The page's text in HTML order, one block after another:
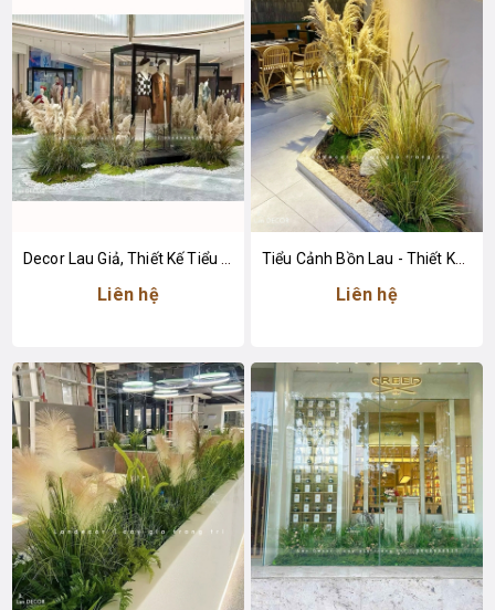
Liên hệ
Tiểu Cảnh Bồn Lau - Thiết Kế Tiểu Cảnh Lau Giả Decor Không Gian Tạo Điểm Nhấn
Liên hệ